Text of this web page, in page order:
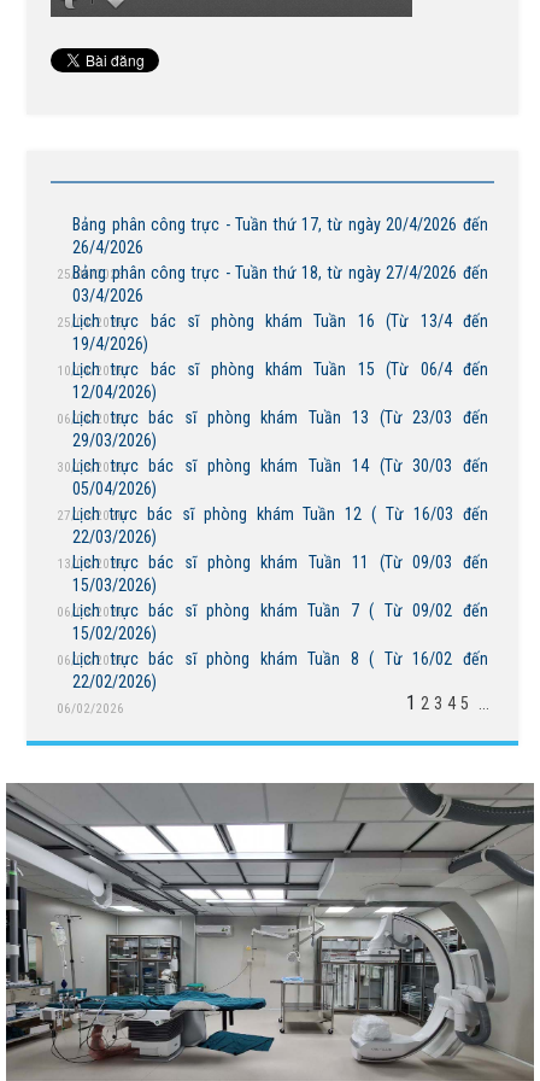
Bảng phân công trực - Tuần thứ 17, từ ngày 20/4/2026 đến
26/4/2026
25/04/2026
Bảng phân công trực - Tuần thứ 18, từ ngày 27/4/2026 đến
03/4/2026
25/04/2026
Lịch trực bác sĩ phòng khám Tuần 16 (Từ 13/4 đến
19/4/2026)
10/04/2026
Lịch trực bác sĩ phòng khám Tuần 15 (Từ 06/4 đến
12/04/2026)
06/04/2026
Lịch trực bác sĩ phòng khám Tuần 13 (Từ 23/03 đến
29/03/2026)
30/03/2026
Lịch trực bác sĩ phòng khám Tuần 14 (Từ 30/03 đến
05/04/2026)
27/03/2026
Lịch trực bác sĩ phòng khám Tuần 12 ( Từ 16/03 đến
22/03/2026)
13/03/2026
Lịch trực bác sĩ phòng khám Tuần 11 (Từ 09/03 đến
15/03/2026)
06/03/2026
Lịch trực bác sĩ phòng khám Tuần 7 ( Từ 09/02 đến
15/02/2026)
06/02/2026
Lịch trực bác sĩ phòng khám Tuần 8 ( Từ 16/02 đến
22/02/2026)
06/02/2026 1 2 3 4 5
BỆNH VIỆN NGUYỄN ĐÌNH CHIỂU TIẾP TỤC TRIỂN
KHAI KỸ THUẬT CHUYÊN SÂU TRONG KHÁM, CHỮA
Bệnh viện Nguyễn Đình Chiểu hưởng ứng Ngày Thế
giới chống sa mạc hóa và hạn hán 17/6
Báo cáo đánh giá chất lượng Bệnh viện Nguyễn Đình
Chiểu tháng 5 năm 2026
THÔNG BÁO MỜI CHÀO GIÁ